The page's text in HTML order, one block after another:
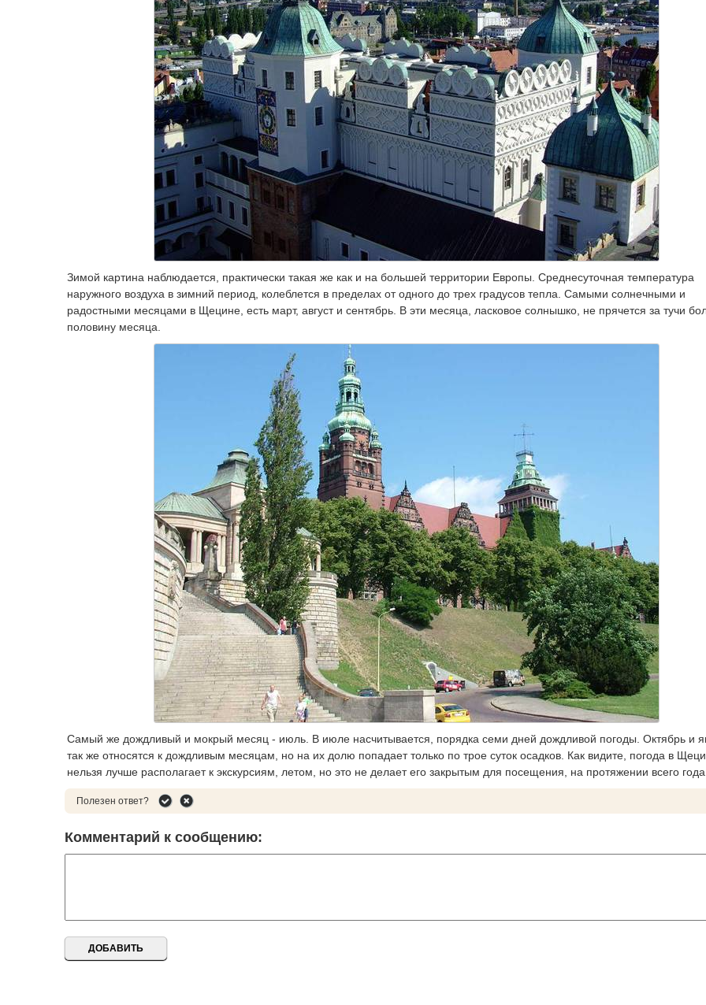
Зимой картина наблюдается, практически такая же как и на большей территории Европы. Среднесуточная температура
наружного воздуха в зимний период, колеблется в пределах от одного до трех градусов тепла. Самыми солнечными и
радостными месяцами в Щецине, есть март, август и сентябрь. В эти месяца, ласковое солнышко, не прячется за тучи
половину месяца.
Самый же дождливый и мокрый месяц - июль. В июле насчитывается, порядка семи дней дождливой погоды. Октябрь и
так же относятся к дождливым месяцам, но на их долю попадает только по трое суток осадков. Как видите, погода в
нельзя лучше располагает к экскурсиям, летом, но это не делает его закрытым для посещения, на протяжении всего года.
Полезен ответ?
Комментарий к сообщению: